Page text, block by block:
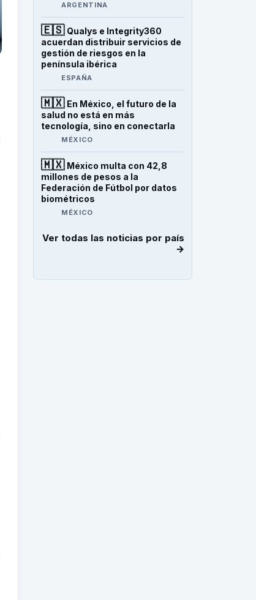
ARGENTINA
🇪🇸 Qualys e Integrity360
acuerdan distribuir servicios de
gestión de riesgos en la
península ibérica
ESPAÑA
🇲🇽 En México, el futuro de la
salud no está en más
tecnología, sino en conectarla
MÉXICO
🇲🇽 México multa con 42,8
millones de pesos a la
Federación de Fútbol por datos
biométricos
MÉXICO
Ver todas las noticias por país
→